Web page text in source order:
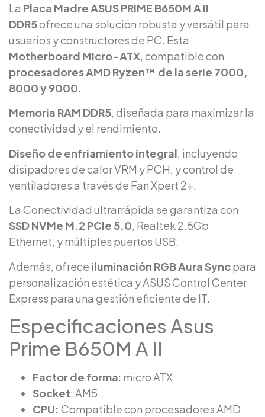
La Placa Madre ASUS PRIME B650M A II
DDR5ofrece una solución robusta y versátil para
usuarios y constructores de PC. Esta
Motherboard Micro-ATX, compatible con
procesadores AMD Ryzen™ de la serie 7000,
8000 y 9000.
Memoria RAM DDR5, diseñada para maximizar la
conectividad y el rendimiento.
Diseño de enfriamiento integral, incluyendo
disipadores de calor VRM y PCH, y control de
ventiladores a través de Fan Xpert 2+.
La Conectividad ultrarrápida se garantiza con
SSD NVMe M.2 PCIe 5.0, Realtek 2.5Gb
Ethernet, y múltiples puertos USB.
Además, ofrece iluminación RGB Aura Syncpara
personalización estética y ASUS Control Center
Express para una gestión eficiente de IT.
Especificaciones Asus
Prime B650M A II
Factor de forma: micro ATX
Socket: AM5
CPU: Compatible con procesadores AMD